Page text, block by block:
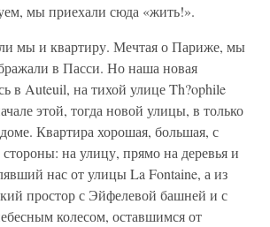
мы приехали сюда «жить!».
мы и квартиру. Мечтая о Париже, мы
в Пасси. Но наша новая
в Auteuil, на тихой улице Th?ophile
этой, тогда новой улицы, в только
Квартира хорошая, большая, с
на улицу, прямо на деревья и
нас от улицы La Fontaine, а из
простор с Эйфелевой башней и с
колесом, оставшимся от